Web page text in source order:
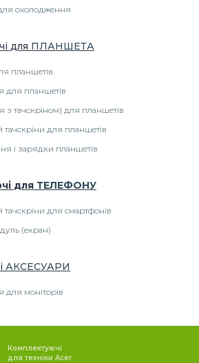
охолодження
для ПЛАНШЕТА
планшетів
для планшетів
з тачскріном) для планшетів
тачскріни для планшетів
і зарядки планшетів
для ТЕЛЕФОНУ
тачскріни для смартфонів
(екран)
АКСЕСУАРИ
моніторів
Комплектуючі
для техніки Acer